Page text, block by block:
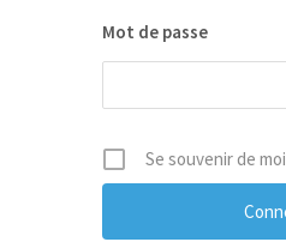
Mot de passe
Se souvenir de moi